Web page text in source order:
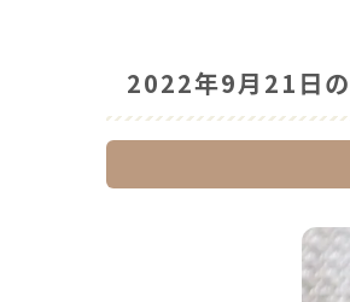
2022年9月21日